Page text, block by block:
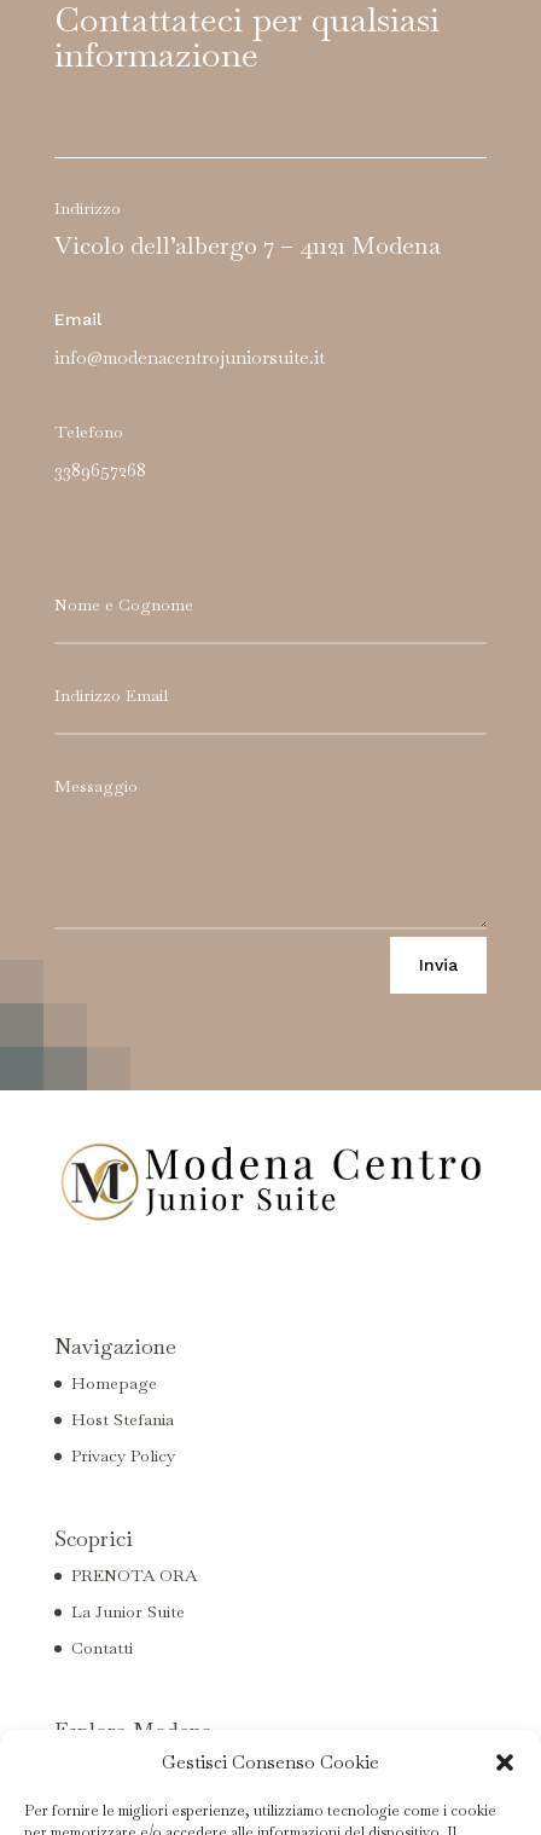
Gestisci Consenso Cookie
Per fornire le migliori esperienze, utilizziamo tecnologie come i cookie
Contattateci per qualsiasi
informazione
Indirizzo
Vicolo dell’albergo 7 – 41121 Modena
Email
info@modenacentrojuniorsuite.it
Telefono
3389657268
Invia
Navigazione
Homepage
Host Stefania
Privacy Policy
Scoprici
PRENOTA ORA
La Junior Suite
Contatti
Esplora Modena
Guida turistica
Mostre e Musei